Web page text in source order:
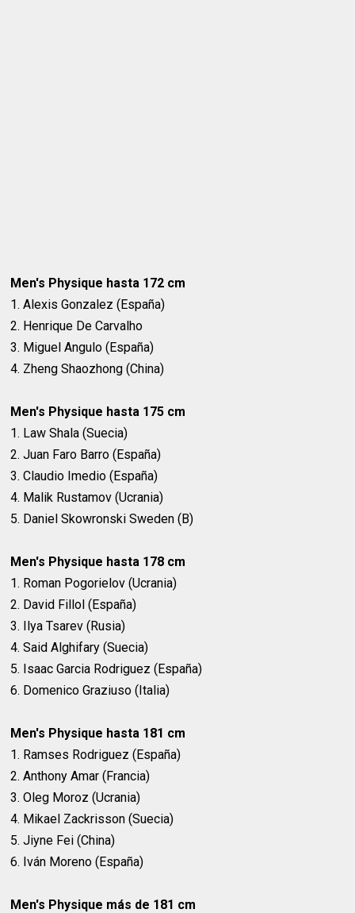
Men's Physique hasta 172 cm
1. Alexis Gonzalez (España)
2. Henrique De Carvalho
3. Miguel Angulo (España)
4. Zheng Shaozhong (China)
Men's Physique hasta 175 cm
1. Law Shala (Suecia)
2. Juan Faro Barro (España)
3. Claudio Imedio (España)
4. Malik Rustamov (Ucrania)
5. Daniel Skowronski Sweden (B)
Men's Physique hasta 178 cm
1. Roman Pogorielov (Ucrania)
2. David Fillol (España)
3. Ilya Tsarev (Rusia)
4. Said Alghifary (Suecia)
5. Isaac Garcia Rodriguez (España)
6. Domenico Graziuso (Italia)
Men's Physique hasta 181 cm
1. Ramses Rodriguez (España)
2. Anthony Amar (Francia)
3. Oleg Moroz (Ucrania)
4. Mikael Zackrisson (Suecia)
5. Jiyne Fei (China)
6. Iván Moreno (España)
Men's Physique más de 181 cm